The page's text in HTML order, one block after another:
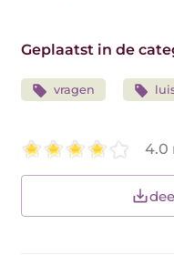
Geplaatst in de
vragen
4.0